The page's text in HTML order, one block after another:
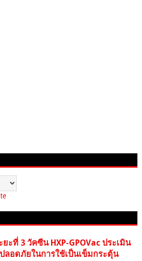
ะที่ 3 วัคซีน HXP-GPOVac ประเมิน
อดภัยในการใช้เป็นเข็มกระตุ้น